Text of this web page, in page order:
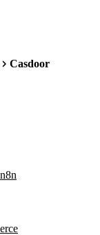
Casdoor